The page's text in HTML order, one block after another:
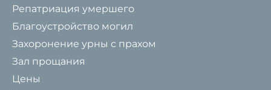
Репатриация умершего
Благоустройство могил
Захоронение урны с прахом
Зал прощания
Цены